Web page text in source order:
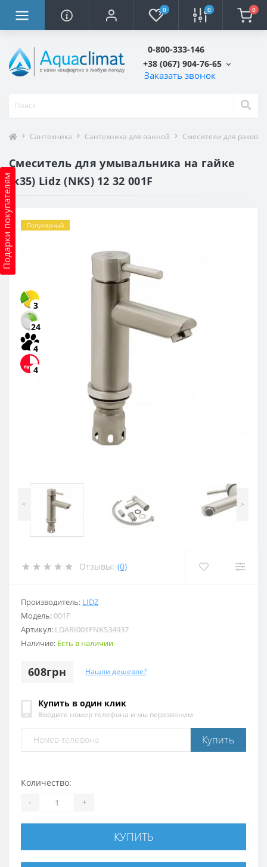
0 0 0
0-800-333-146
+38 (067) 904-76-65
Заказать звонок
Подарки покупателям
Сантехника Сантехника для ванной Смесители для
Смеситель для умывальника на гайке
(k35) Lidz (NKS) 12 32 001F
Популярный
3
24
4
4
< >
Отзывы: (0)
Производитель: LIDZ
Модель:001F
Артикул: LDARI001FNKS34937
Наличие: Есть в наличии
608грн Нашли дешевле?
Купить в один клик
Введите номер телефона и мы перезвоним
Купить
Количество:
- +
КУПИТЬ